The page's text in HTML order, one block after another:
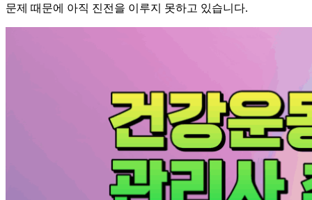
문제 때문에 아직 진전을 이루지 못하고 있습니다.